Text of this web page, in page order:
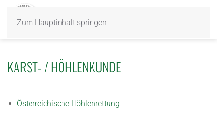
Zum Hauptinhalt springen
KARST- / HÖHLENKUNDE
Österreichische Höhlenrettung